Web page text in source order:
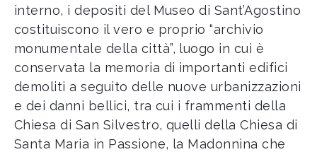
interno, i depositi del Museo di Sant’Agostino
costituiscono il vero e proprio “archivio
monumentale della città”, luogo in cui è
conservata la memoria di importanti edifici
demoliti a seguito delle nuove urbanizzazioni
e dei danni bellici, tra cui i frammenti della
Chiesa di San Silvestro, quelli della Chiesa di
Santa Maria in Passione, la Madonnina che